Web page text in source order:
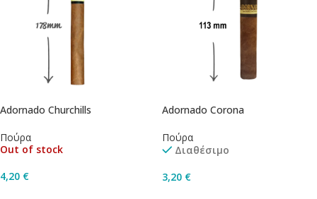
Adornado Churchills
Πούρα
Out of stock
4,20 €
Adornado Corona
Πούρα
Διαθέσιμο
3,20 €